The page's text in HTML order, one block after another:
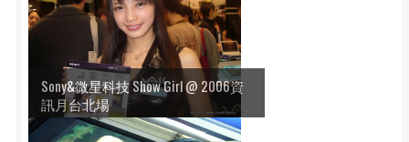
Sony&微星科技 Show Girl @ 2006資
訊月台北場